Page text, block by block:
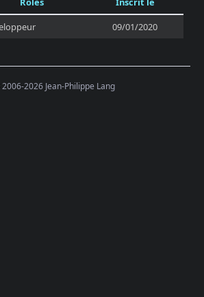
09/01/2020
2026 Jean-Philippe Lang